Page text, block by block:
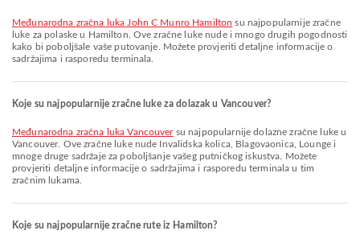
Međunarodna zračna luka John C Munro Hamilton su najpopularnije zračne
luke za polaske u Hamilton. Ove zračne luke nude i mnogo drugih pogodnosti
kako bi poboljšale vaše putovanje. Možete provjeriti detaljne informacije o
sadržajima i rasporedu terminala.
Koje su najpopularnije zračne luke za dolazak u Vancouver?
Međunarodna zračna luka Vancouversu najpopularnije dolazne zračne luke u
Vancouver. Ove zračne luke nude Invalidska kolica, Blagovaonica, Lounge i
mnoge druge sadržaje za poboljšanje vašeg putničkog iskustva. Možete
provjeriti detaljne informacije o sadržajima i rasporedu terminala u tim
zračnim lukama.
Koje su najpopularnije zračne rute iz Hamilton?